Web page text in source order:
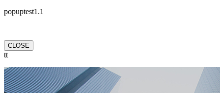
popuptest1.1
CLOSE
tt